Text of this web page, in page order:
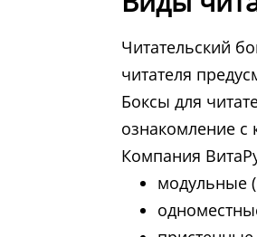
Читательский
читателя
Боксы для
ознакомление с
Компания
модульные